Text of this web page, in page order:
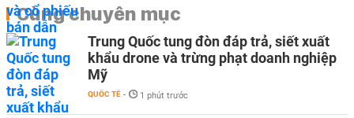
Cùng chuyên mục
Trung Quốc tung đòn đáp trả, siết xuất
khẩu drone và trừng phạt doanh nghiệp
Mỹ
QUỐC TẾ - 1 phút trước